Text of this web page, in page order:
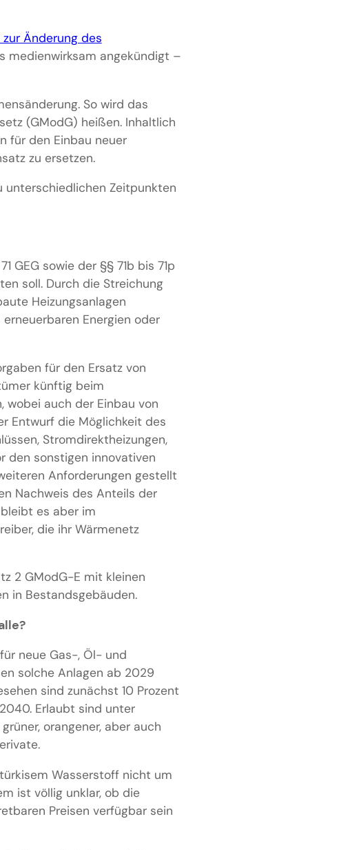
Änderung des
medienwirksam angekündigt –
So wird das
(GModG) heißen. Inhaltlich
für den Einbau neuer
zu ersetzen.
unterschiedlichen Zeitpunkten
GEG sowie der §§ 71b bis 71p
soll. Durch die Streichung
Heizungsanlagen
Energien oder
für den Ersatz von
künftig beim
wobei auch der Einbau von
Entwurf die Möglichkeit des
Stromdirektheizungen,
den sonstigen innovativen
Anforderungen gestellt
Nachweis des Anteils der
es aber im
die ihr Wärmenetz
2 GModG-E mit kleinen
in Bestandsgebäuden.
neue Gas-, Öl- und
solche Anlagen ab 2029
sind zunächst 10 Prozent
Erlaubt sind unter
orangener, aber auch
Wasserstoff nicht um
ist völlig unklar, ob die
Preisen verfügbar sein